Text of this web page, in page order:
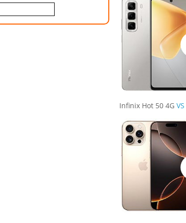
Infinix Hot 50 4G VS